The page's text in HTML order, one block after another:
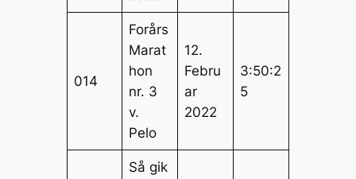
014
Forårs
Marat
hon
nr. 3
v.
Pelo
12.
Febru
ar
2022
3:50:2
5
Så gik